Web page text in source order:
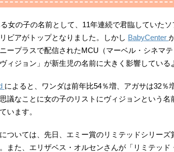
女の子の名前として、11年連続で君臨していた
ビアがトップとなりました。しかし BabyCenter
ープラスで配信されたMCU（マーベル・シネマ
ィジョン」が新生児の名前に大きく影響している
によると、ワンダは前年比54％増、アガサは32％
議なことに女の子のリストにヴィジョンという名
います。
ついては、先日、エミー賞のリミテッドシリーズ
また、エリザベス・オルセンさんが「リミテッド